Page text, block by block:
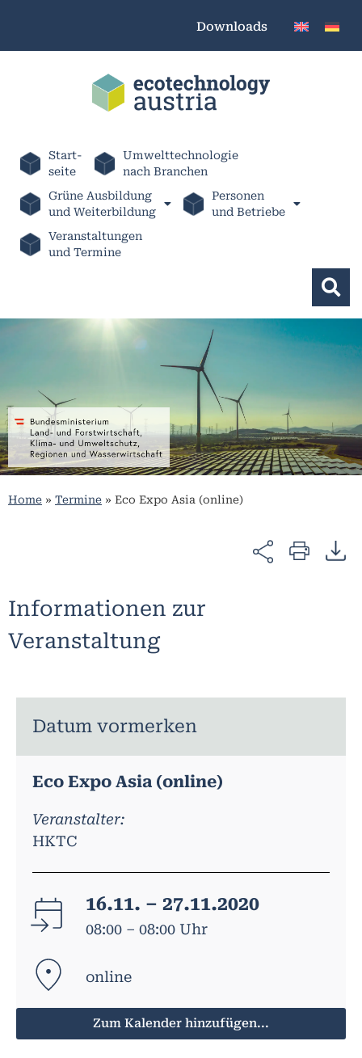
Downloads
Start-
seite
Umwelttechnologie
nach Branchen
Grüne Ausbildung
und Weiterbildung
Personen
und Betriebe
Veranstaltungen
und Termine
Home » Termine » Eco Expo Asia (online)
Informationen zur
Veranstaltung
Datum vormerken
Eco Expo Asia (online)
Veranstalter:
HKTC
16.11. – 27.11.2020
08:00 – 08:00 Uhr
online
Zum Kalender hinzufügen...